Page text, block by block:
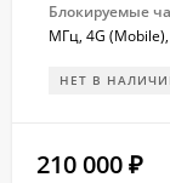
Блокируемые
МГц, 4G (Mobile),
НЕТ В
210 000 ₽